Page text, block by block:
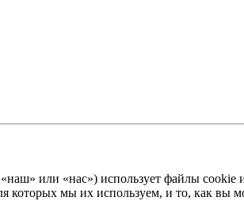
или «нас») использует файлы
мы их используем, и то, как вы